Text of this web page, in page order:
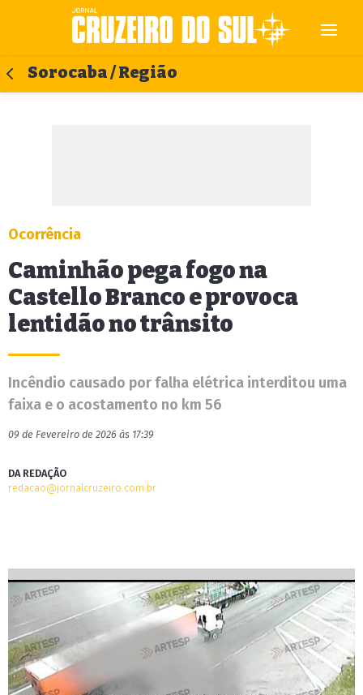
Sorocaba / Região
Ocorrência
Caminhão pega fogo na
Castello Branco e provoca
lentidão no trânsito
Incêndio causado por falha elétrica interditou uma
faixa e o acostamento no km 56
09 de Fevereiro de 2026 às 17:39
DA REDAÇÃO
redacao@jornalcruzeiro.com.br